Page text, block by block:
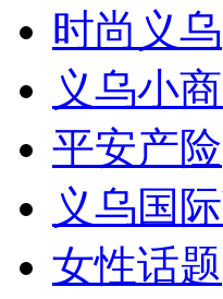
时尚义乌
义乌小
平安产险
义乌国
女性话题